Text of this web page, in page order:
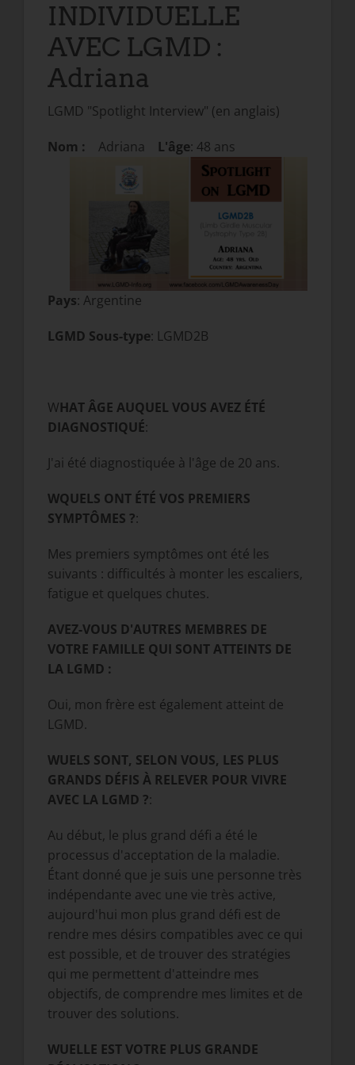
INDIVIDUELLE
AVEC LGMD :
Adriana
LGMD "Spotlight Interview" (en anglais)
Nom : Adriana L'âge: 48 ans
Pays: Argentine
LGMD Sous-type: LGMD2B
WHAT ÂGE AUQUEL VOUS AVEZ ÉTÉ
DIAGNOSTIQUÉ:
J'ai été diagnostiquée à l'âge de 20 ans.
WQUELS ONT ÉTÉ VOS PREMIERS
SYMPTÔMES ?:
Mes premiers symptômes ont été les
suivants : difficultés à monter les escaliers,
fatigue et quelques chutes.
AVEZ-VOUS D'AUTRES MEMBRES DE
VOTRE FAMILLE QUI SONT ATTEINTS DE
LA LGMD :
Oui, mon frère est également atteint de
LGMD.
WUELS SONT, SELON VOUS, LES PLUS
GRANDS DÉFIS À RELEVER POUR VIVRE
AVEC LA LGMD ?:
Au début, le plus grand défi a été le
processus d'acceptation de la maladie.
Étant donné que je suis une personne très
indépendante avec une vie très active,
aujourd'hui mon plus grand défi est de
rendre mes désirs compatibles avec ce qui
est possible, et de trouver des stratégies
qui me permettent d'atteindre mes
objectifs, de comprendre mes limites et de
trouver des solutions.
WUELLE EST VOTRE PLUS GRANDE